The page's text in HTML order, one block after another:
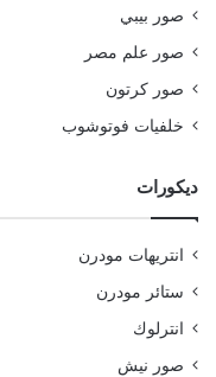
صور بيبي
صور علم مصر
صور كرتون
خلفيات فوتوشوب
ديكورات
انتريهات مودرن
ستائر مودرن
انترلوك
صور نيش